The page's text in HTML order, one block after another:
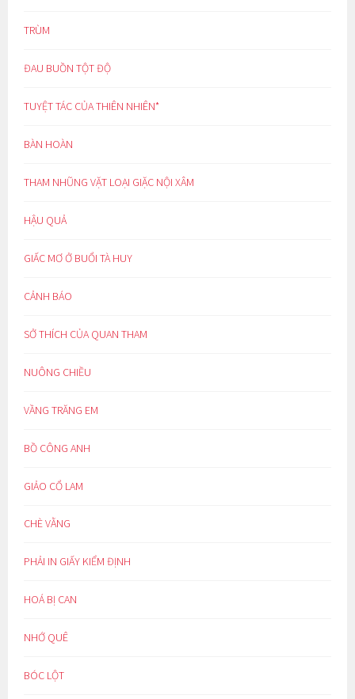
TRÙM
ĐAU BUỒN TỘT ĐỘ
TUYỆT TÁC CỦA THIÊN NHIÊN*
BÀN HOÀN
THAM NHŨNG VẶT LOẠI GIẶC NỘI XÂM
HẬU QUẢ
GIẤC MƠ Ở BUỔI TÀ HUY
CẢNH BÁO
SỞ THÍCH CỦA QUAN THAM
NUÔNG CHIỀU
VẦNG TRĂNG EM
BỒ CÔNG ANH
GIẢO CỔ LAM
CHÈ VẰNG
PHẢI IN GIẤY KIỂM ĐỊNH
HOÁ BỊ CAN
NHỚ QUÊ
BÓC LỘT